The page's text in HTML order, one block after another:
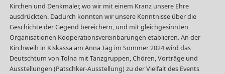
Kirchen und Denkmäler, wo wir mit einem Kranz unsere Ehre
ausdrückten. Dadurch konnten wir unsere Kenntnisse über die
Geschichte der Gegend bereichern, und mit gleichgesinnten
Organisationen Kooperationsvereinbarungen etablieren. An der
Kirchweih in Kiskassa am Anna Tag im Sommer 2024 wird das
Deutschtum von Tolna mit Tanzgruppen, Chören, Vorträge und
Ausstellungen (Patschker-Ausstellung) zu der Vielfalt des Events